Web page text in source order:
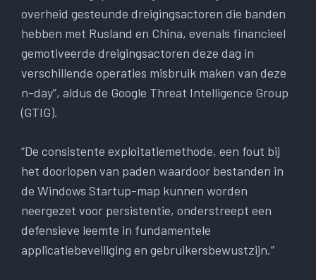
overheid gesteunde dreigingsactoren die banden
hebben met Rusland en China, evenals financieel
gemotiveerde dreigingsactoren deze dag in
verschillende operaties misbruik maken van deze
n-day”, aldus de Google Threat Intelligence Group
(GTIG).
“De consistente exploitatiemethode, een fout bij
het doorlopen van paden waardoor bestanden in
de Windows Startup-map kunnen worden
neergezet voor persistentie, onderstreept een
defensieve leemte in fundamentele
applicatiebeveiliging en gebruikersbewustzijn.”